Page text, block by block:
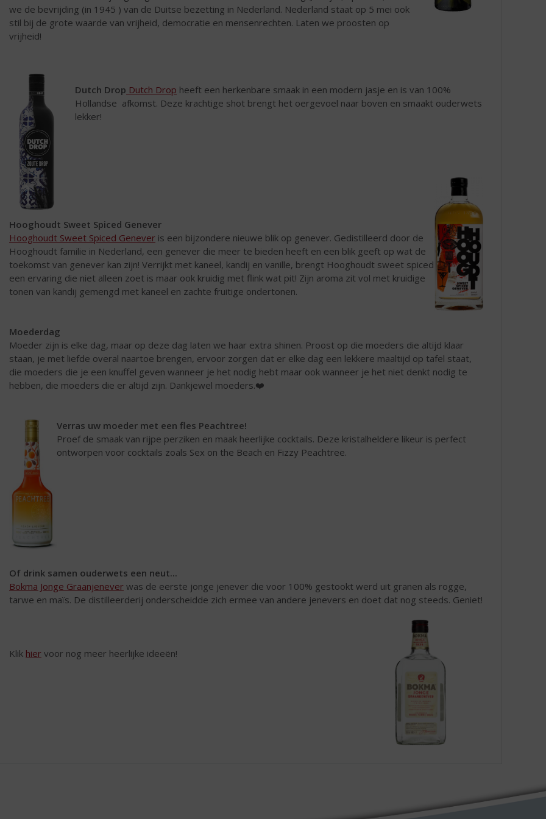
we de bevrijding (in 1945 ) van de Duitse bezetting in Nederland. Nederland staat op 5 mei ook
stil bij de grote waarde van vrijheid, democratie en mensenrechten. Laten we proosten op
vrijheid!
Dutch Drop Dutch Drop heeft een herkenbare smaak in een modern jasje en is van 100%
Hollandse afkomst. Deze krachtige shot brengt het oergevoel naar boven en smaakt ouderwets
lekker!
Hooghoudt Sweet Spiced Genever
Hooghoudt Sweet Spiced Genever is een bijzondere nieuwe blik op genever. Gedistilleerd door de
Hooghoudt familie in Nederland, een genever die meer te bieden heeft en een blik geeft op wat de
toekomst van genever kan zijn! Verrijkt met kaneel, kandij en vanille, brengt Hooghoudt sweet spiced
een ervaring die niet alleen zoet is maar ook kruidig met flink wat pit! Zijn aroma zit vol met kruidige
tonen van kandij gemengd met kaneel en zachte fruitige ondertonen.
Moederdag
Moeder zijn is elke dag, maar op deze dag laten we haar extra shinen. Proost op die moeders die altijd klaar
staan, je met liefde overal naartoe brengen, ervoor zorgen dat er elke dag een lekkere maaltijd op tafel staat,
die moeders die je een knuffel geven wanneer je het nodig hebt maar ook wanneer je het niet denkt nodig te
hebben, die moeders die er altijd zijn. Dankjewel moeders.❤️
Verras uw moeder met een fles Peachtree!
Proef de smaak van rijpe perziken en maak heerlijke cocktails. Deze kristalheldere likeur is perfect
ontworpen voor cocktails zoals Sex on the Beach en Fizzy Peachtree.
Of drink samen ouderwets een neut...
Bokma Jonge Graanjenever was de eerste jonge jenever die voor 100% gestookt werd uit granen als rogge,
tarwe en maïs. De distilleerderij onderscheidde zich ermee van andere jenevers en doet dat nog steeds. Geniet!
Klik hier voor nog meer heerlijke ideeën!